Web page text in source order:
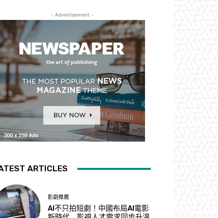
- Advertisement -
ARTICLES
影劇推薦
AI不只拍短劇！中國布局AI電影